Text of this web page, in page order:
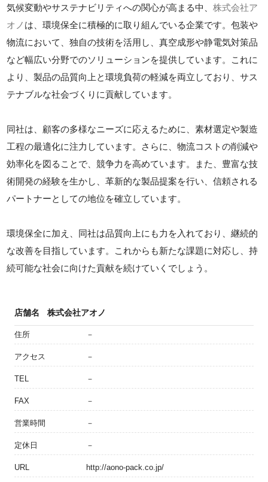
気候変動やサステナビリティへの関心が高まる中、株式会社ア
オノ は、環境保全に積極的に取り組んでいる企業です。包装や
物流において、独自の技術を活用し、真空成形や静電気対策品
など幅広い分野でのソリューションを提供しています。これに
より、製品の品質向上と環境負荷の軽減を両立しており、サス
テナブルな社会づくりに貢献しています。
同社は、顧客の多様なニーズに応えるために、素材選定や製造
工程の最適化に注力しています。さらに、物流コストの削減や
効率化を図ることで、競争力を高めています。また、豊富な技
術開発の経験を生かし、革新的な製品提案を行い、信頼される
パートナーとしての地位を確立しています。
環境保全に加え、同社は品質向上にも力を入れており、継続的
な改善を目指しています。これからも新たな課題に対応し、持
続可能な社会に向けた貢献を続けていくでしょう。
店舗名 株式会社アオノ
住所 －
アクセス －
TEL －
FAX －
営業時間 －
定休日 －
URL http://aono-pack.co.jp/